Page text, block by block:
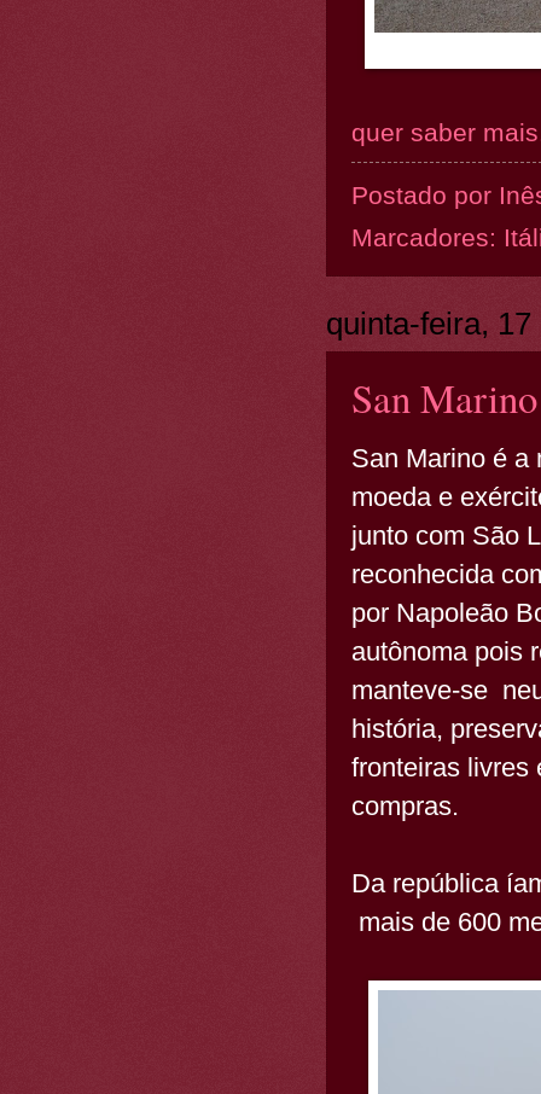
quer saber
Postado por
Marcadores:
quinta-feira,
San
San Marino é a
moeda e
junto com São
reconhecida
por Napoleão
autônoma pois
manteve-se
história,
fronteiras livres
compras.
Da república
mais de 600